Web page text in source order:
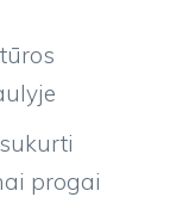
progai